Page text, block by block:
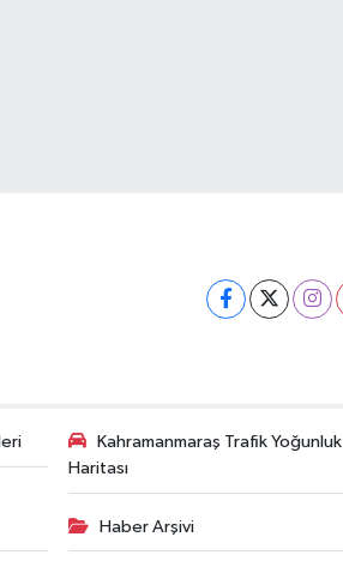
Kahramanmaraş Trafik Yoğunluk
Haritası
Haber Arşivi